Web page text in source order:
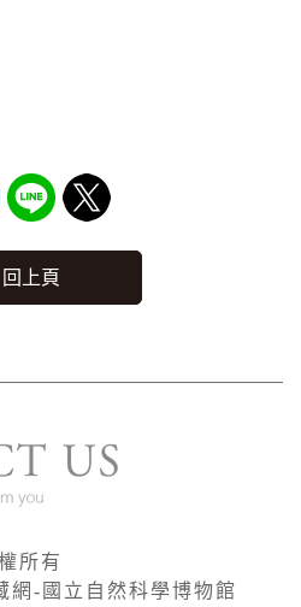
回上頁
所有
網-國立自然科學博物館